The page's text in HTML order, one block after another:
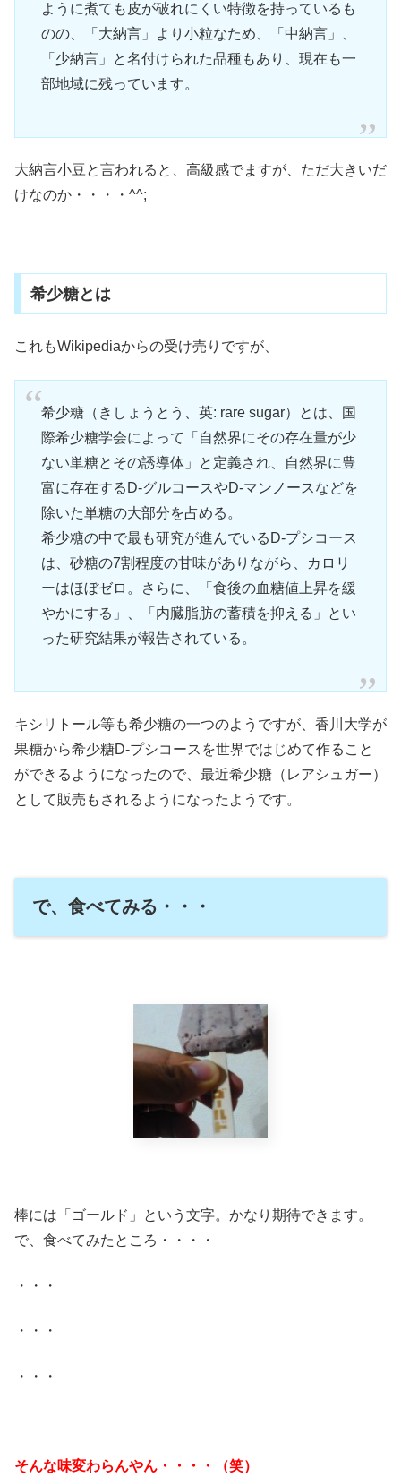
ように煮ても皮が破れにくい特徴を持っているも
のの、「大納言」より小粒なため、「中納言」、
「少納言」と名付けられた品種もあり、現在も一
部地域に残っています。
大納言小豆と言われると、高級感でますが、ただ大きいだ
けなのか・・・・^^;
希少糖とは
これもWikipediaからの受け売りですが、
希少糖（きしょうとう、英: rare sugar）とは、国
際希少糖学会によって「自然界にその存在量が少
ない単糖とその誘導体」と定義され、自然界に豊
富に存在するD-グルコースやD-マンノースなどを
除いた単糖の大部分を占める。
希少糖の中で最も研究が進んでいるD-プシコース
は、砂糖の7割程度の甘味がありながら、カロリ
ーはほぼゼロ。さらに、「食後の血糖値上昇を緩
やかにする」、「内臓脂肪の蓄積を抑える」とい
った研究結果が報告されている。
キシリトール等も希少糖の一つのようですが、香川大学が
果糖から希少糖D-プシコースを世界ではじめて作ること
ができるようになったので、最近希少糖（レアシュガー）
として販売もされるようになったようです。
で、食べてみる・・・
棒には「ゴールド」という文字。かなり期待できます。
で、食べてみたところ・・・・
・・・
・・・
・・・
そんな味変わらんやん・・・・（笑）